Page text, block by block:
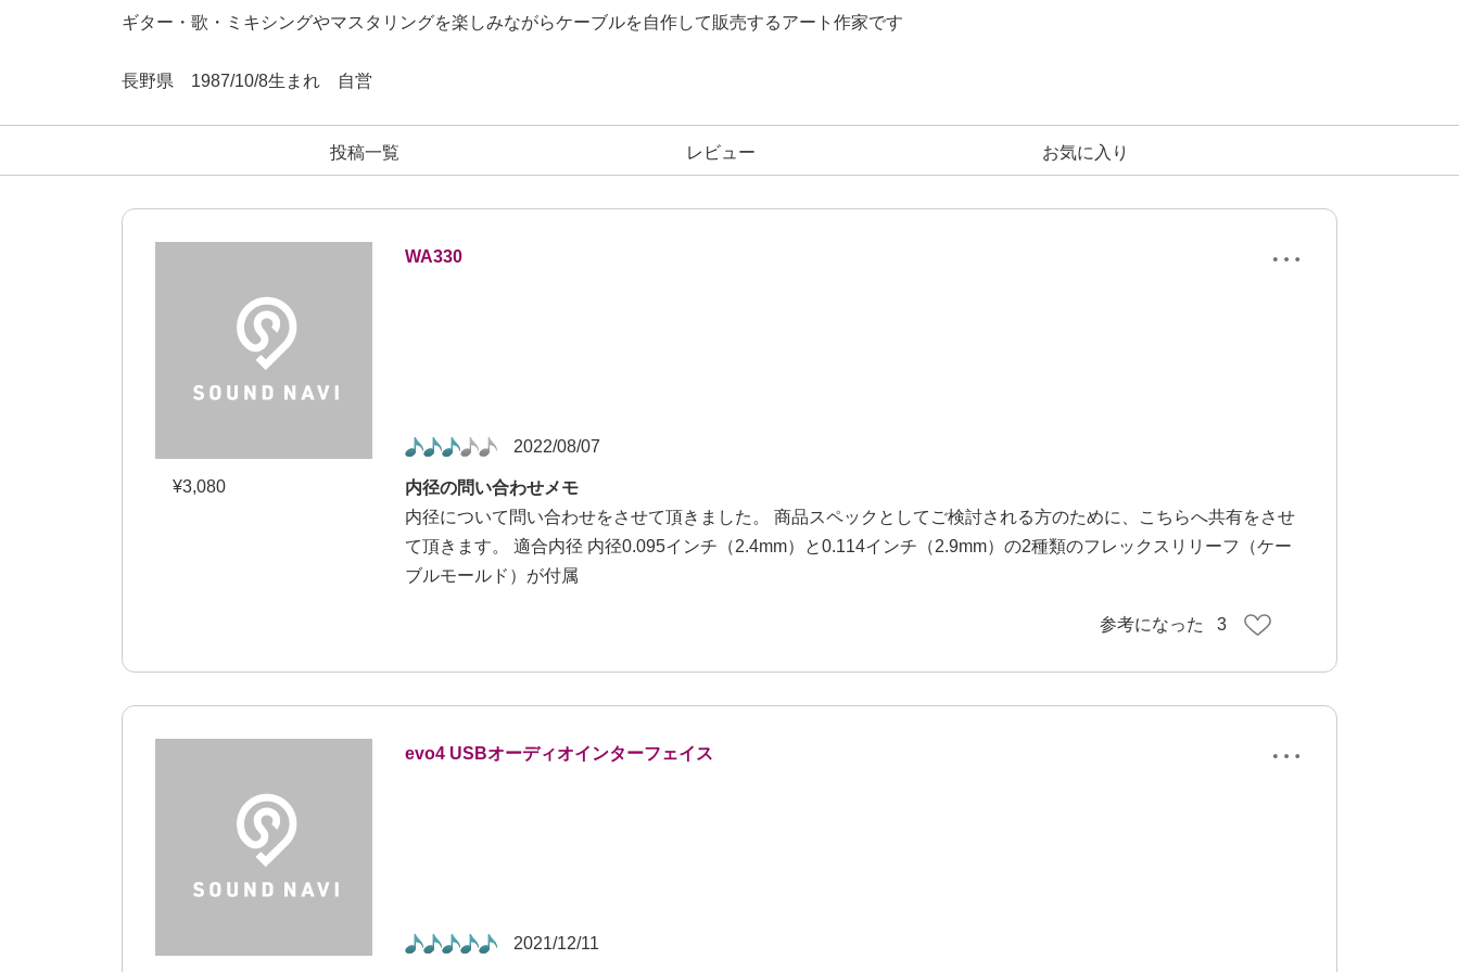
ギター・歌・ミキシングやマスタリングを楽しみながらケーブルを自作して販売するアート作家です
長野県 1987/10/8生まれ 自営
投稿一覧 レビュー お気に入り
WA330
2022/08/07
¥3,080
内径の問い合わせメモ
内径について問い合わせをさせて頂きました。 商品スペックとしてご検討される方のために、こちらへ共有をさせ
て頂きます。 適合内径 内径0.095インチ（2.4mm）と0.114インチ（2.9mm）の2種類のフレックスリリーフ（ケー
ブルモールド）が付属
参考になった 3
evo4 USBオーディオインターフェイス
2021/12/11